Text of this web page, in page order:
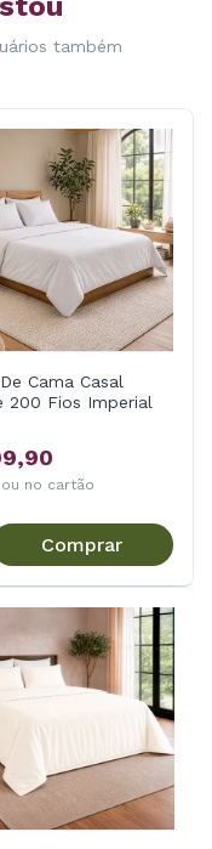
também
Cama Casal
200 Fios Imperial
ou no cartão
Comprar